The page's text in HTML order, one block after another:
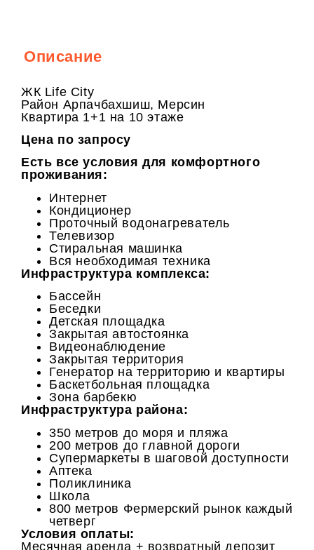
Описание
ЖК Life City
Район Арпачбахшиш, Мерсин
Квартира 1+1 на 10 этаже
Цена по запросу
Есть все условия для комфортного
проживания:
Интернет
Кондиционер
Проточный водонагреватель
Телевизор
Стиральная машинка
Вся необходимая техника
Инфраструктура комплекса:
Бассейн
Беседки
Детская площадка
Закрытая автостоянка
Видеонаблюдение
Закрытая территория
Генератор на территорию и квартиры
Баскетбольная площадка
Зона барбекю
Инфраструктура района:
350 метров до моря и пляжа
200 метров до главной дороги
Супермаркеты в шаговой доступности
Аптека
Поликлиника
Школа
800 метров Фермерский рынок каждый
четверг
Условия оплаты:
Месячная аренда + возвратный депозит